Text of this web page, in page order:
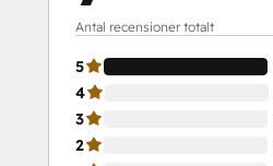
Antal recensioner totalt
5
4
3
2